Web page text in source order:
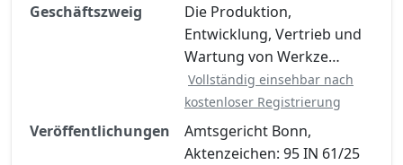
Geschäftszweig
Die Produktion,
Entwicklung, Vertrieb und
Wartung von Werkze…
Vollständig einsehbar nach
kostenloser Registrierung
Veröffentlichungen
Amtsgericht Bonn,
Aktenzeichen: 95 IN 61/25